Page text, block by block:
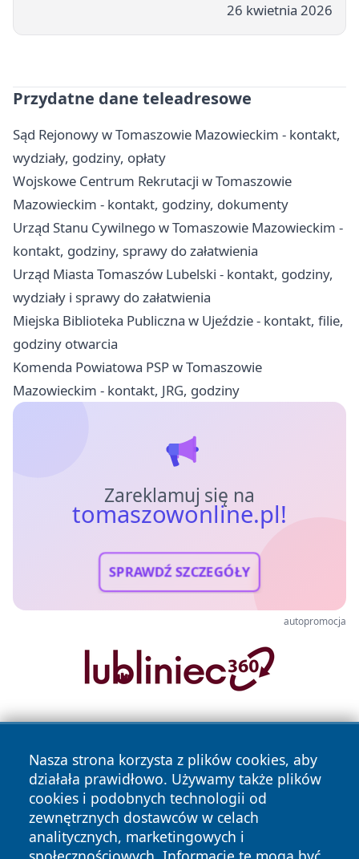
26 kwietnia 2026
Przydatne dane teleadresowe
Sąd Rejonowy w Tomaszowie Mazowieckim - kontakt,
wydziały, godziny, opłaty
Wojskowe Centrum Rekrutacji w Tomaszowie
Mazowieckim - kontakt, godziny, dokumenty
Urząd Stanu Cywilnego w Tomaszowie Mazowieckim -
kontakt, godziny, sprawy do załatwienia
Urząd Miasta Tomaszów Lubelski - kontakt, godziny,
wydziały i sprawy do załatwienia
Miejska Biblioteka Publiczna w Ujeździe - kontakt, filie,
godziny otwarcia
Komenda Powiatowa PSP w Tomaszowie
Mazowieckim - kontakt, JRG, godziny
Zareklamuj się na
tomaszowonline.pl!
SPRAWDŹ SZCZEGÓŁY
autopromocja
Nasza strona korzysta z plików cookies, aby
działała prawidłowo. Używamy także plików
cookies i podobnych technologii od
zewnętrznych dostawców w celach
analitycznych, marketingowych i
Copyright © 2026 tomaszowonline.pl Wszystkie prawa
zastrzeżone.